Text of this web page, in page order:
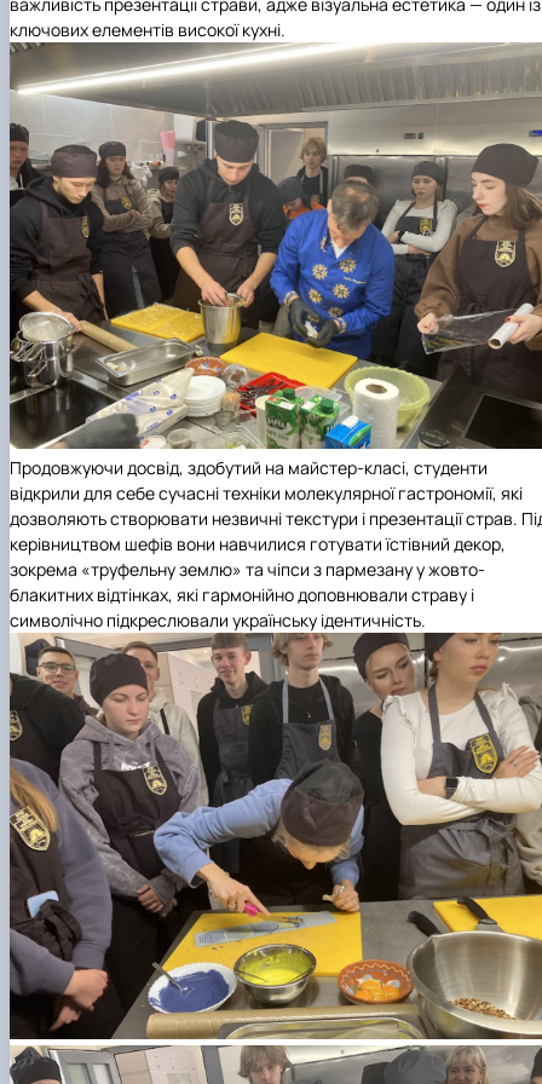
важливість презентації страви, адже візуальна естетика — один із
ключових елементів високої кухні.
Продовжуючи досвід, здобутий на майстер-класі, студенти
відкрили для себе сучасні техніки молекулярної гастрономії, які
дозволяють створювати незвичні текстури і презентації страв.
керівництвом шефів вони навчилися готувати їстівний декор,
зокрема «труфельну землю» та чіпси з пармезану у жовто-
блакитних відтінках, які гармонійно доповнювали страву і
символічно підкреслювали українську ідентичність.